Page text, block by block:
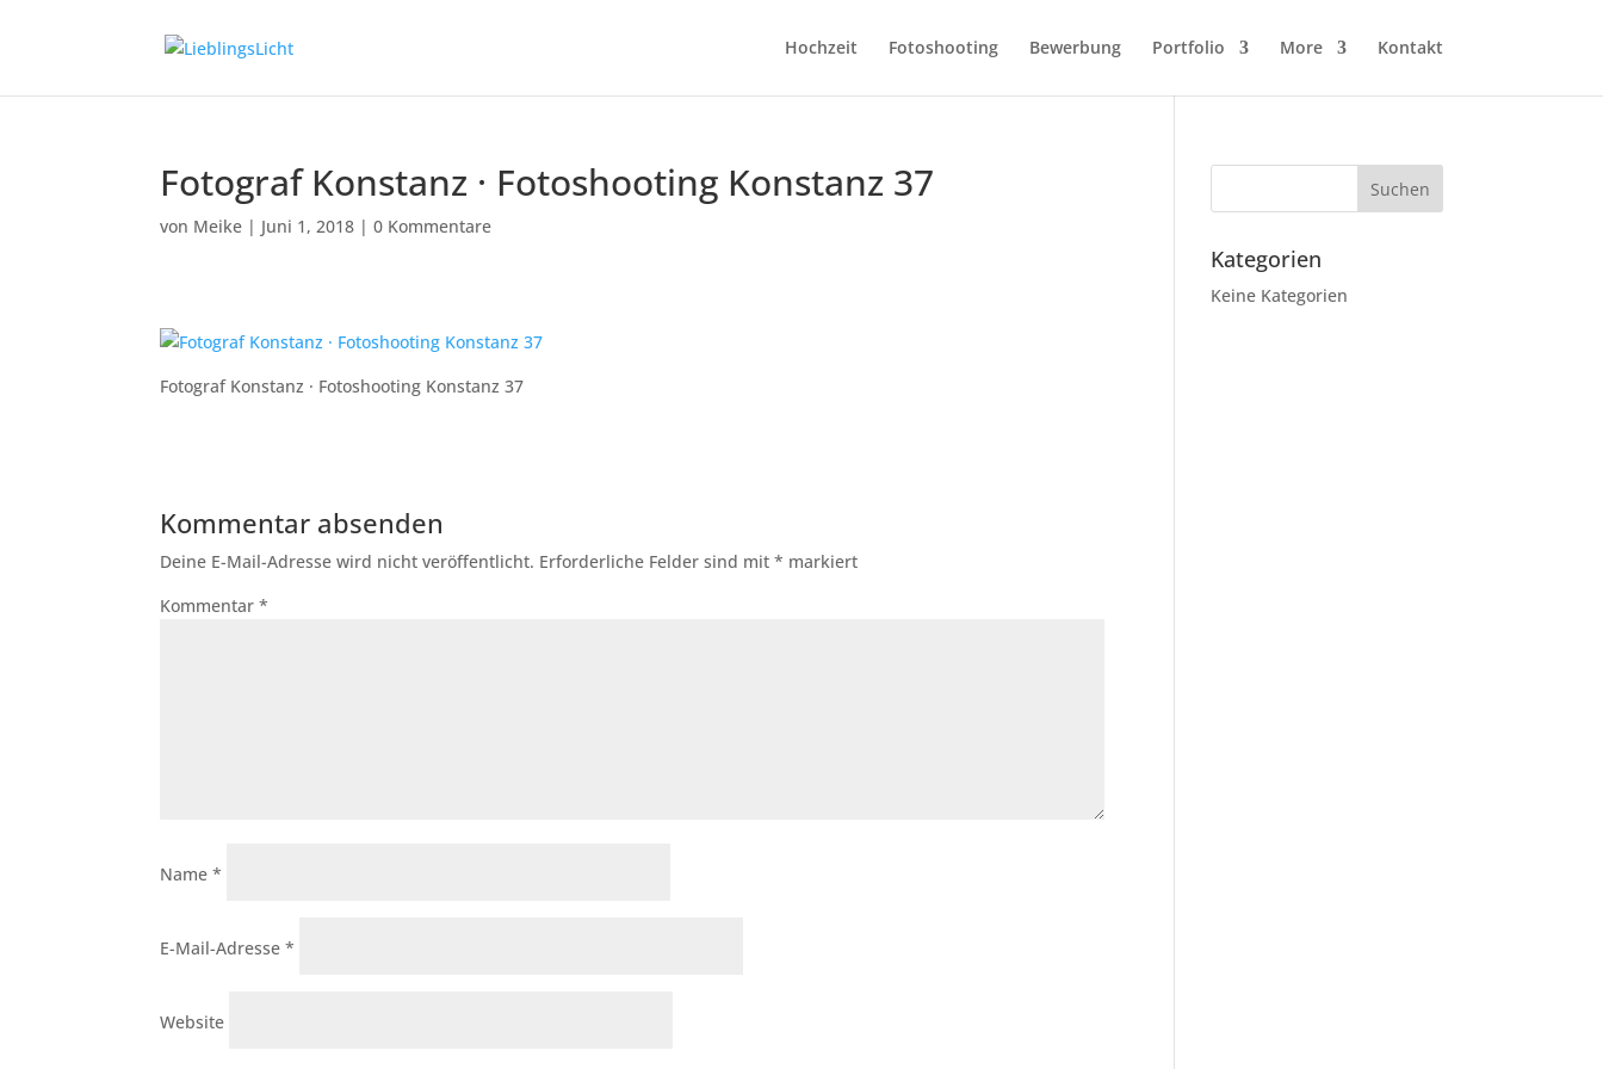
Hochzeit Fotoshooting Bewerbung Portfolio More Kontakt
Fotograf Konstanz · Fotoshooting Konstanz 37
von Meike | Juni 1, 2018 |0 Kommentare
Fotograf Konstanz · Fotoshooting Konstanz 37
Kommentar absenden
Deine E-Mail-Adresse wird nicht veröffentlicht. Erforderliche Felder sind mit* markiert
Kommentar*
Name*
E-Mail-Adresse*
Website
Kategorien
Keine Kategorien